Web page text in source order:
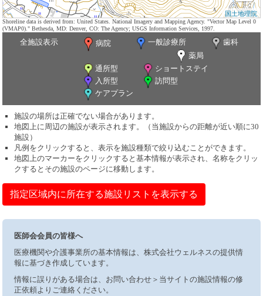
国土地理院
Shoreline data is derived from: United States. National Imagery and Mapping Agency. "Vector Map Level 0
(VMAP0)." Bethesda, MD: Denver, CO: The Agency; USGS Information Services, 1997.
全施設表示 病院 一般診療所
歯科
薬局
通所型
ショートステイ
入所型
訪問型
ケアプラン
施設の場所は正確でない場合があります。
地図上に周辺の施設が表示されます。（当施設からの距離が近い順に30
施設）
凡例をクリックすると、表示を施設種類で絞り込むことができます。
地図上のマーカーをクリックすると基本情報が表示され、名称をクリッ
クするとその施設のページに移動します。
指定区域内に所在する施設リストを表示する
医師会会員の皆様へ
医療機関や介護事業所の基本情報は、株式会社ウェルネスの提供情
報に基づき作成しています。
情報に誤りがある場合は、お問い合わせ＞当サイトの施設情報の修
正依頼よりご連絡ください。